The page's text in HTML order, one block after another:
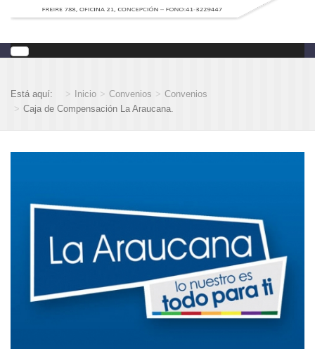
Está aquí: Inicio Convenios
Convenios
Caja de Compensación La Araucana.